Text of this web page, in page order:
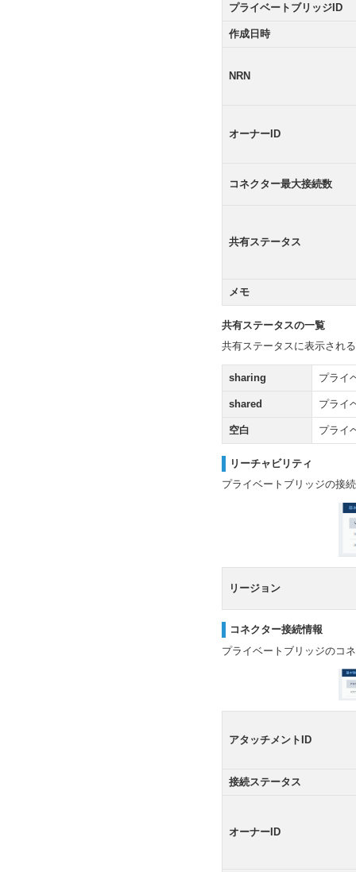
プライベートブリッジID
作成日時
NRN
オーナーID
コネクター最大接続数
共有ステータス
メモ
共有ステータスの一覧
共有ステータスに表示され
sharing プライ
shared プライ
空白 プライ
リーチャビリティ
プライベートブリッジの接
リージョン
コネクター接続情報
プライベートブリッジのコ
アタッチメントID
接続ステータス
オーナーID